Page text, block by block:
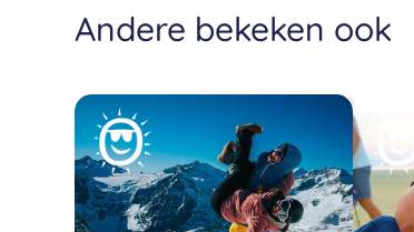
Andere bekeken ook